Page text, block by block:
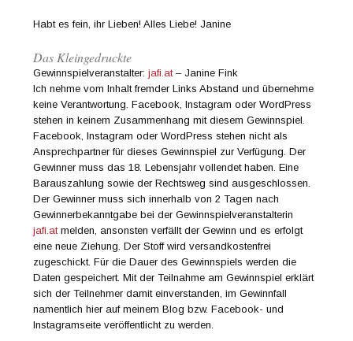
Habt es fein, ihr Lieben! Alles Liebe! Janine
Das Kleingedruckte
Gewinnspielveranstalter:jafi.at– Janine Fink
Ich nehme vom Inhalt fremder Links Abstand und übernehme
keine Verantwortung. Facebook, Instagram oder WordPress
stehen in keinem Zusammenhang mit diesem Gewinnspiel.
Facebook, Instagram oder WordPress stehen nicht als
Ansprechpartner für dieses Gewinnspiel zur Verfügung. Der
Gewinner muss das 18. Lebensjahr vollendet haben. Eine
Barauszahlung sowie der Rechtsweg sind ausgeschlossen.
Der Gewinner muss sich innerhalb von 2 Tagen nach
Gewinnerbekanntgabe bei der Gewinnspielveranstalterin
jafi.atmelden, ansonsten verfällt der Gewinn und es erfolgt
eine neue Ziehung. Der Stoff wird versandkostenfrei
zugeschickt. Für die Dauer des Gewinnspiels werden die
Daten gespeichert. Mit der Teilnahme am Gewinnspiel erklärt
sich der Teilnehmer damit einverstanden, im Gewinnfall
namentlich hier auf meinem Blog bzw. Facebook- und
Instagramseite veröffentlicht zu werden.